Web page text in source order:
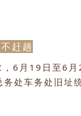
赶趟
6月19日至6
处车务处旧址